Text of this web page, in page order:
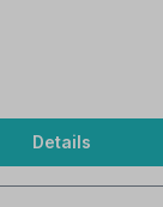
Details